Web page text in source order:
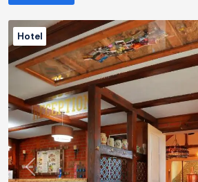
Previous
Hotel